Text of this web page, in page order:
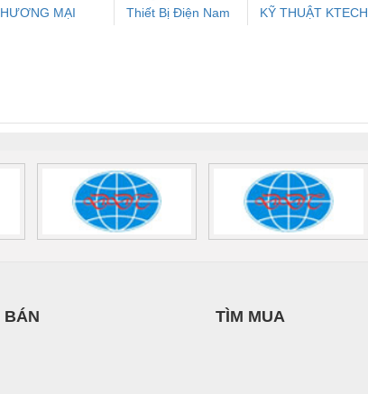
Điện AC
Mô-đun Ắc Quy UPS
Rơ Le An Toàn
MẠI
Thiết Bị Điện Nam
KỸ THUẬT KTECH
BÁN TÌM MUA